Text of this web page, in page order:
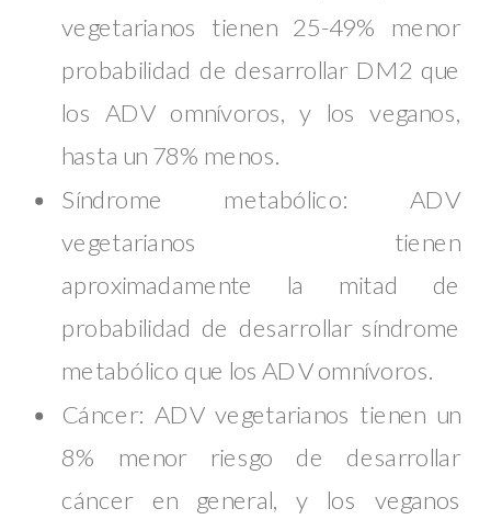
vegetarianos tienen 25-49% menor
probabilidad de desarrollar DM2 que
los ADV omnívoros, y los veganos,
hasta un 78% menos.
Síndrome metabólico: ADV
vegetarianos tienen
aproximadamente la mitad de
probabilidad de desarrollar síndrome
metabólico que los ADV omnívoros.
Cáncer: ADV vegetarianos tienen un
8% menor riesgo de desarrollar
cáncer en general, y los veganos